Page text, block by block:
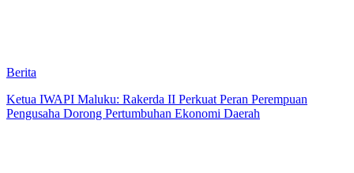
Berita
Ketua IWAPI Maluku: Rakerda II Perkuat Peran Perempuan
Pengusaha Dorong Pertumbuhan Ekonomi Daerah